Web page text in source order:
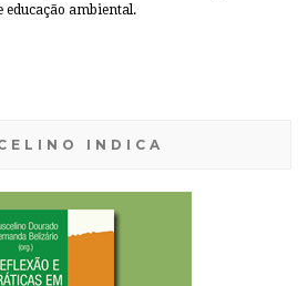
ambiental.
INDICA